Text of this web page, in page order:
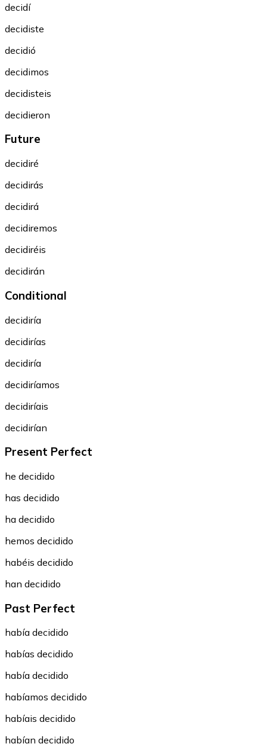
decidí
decidiste
decidió
decidimos
decidisteis
decidieron
Future
decidiré
decidirás
decidirá
decidiremos
decidiréis
decidirán
Conditional
decidiría
decidirías
decidiría
decidiríamos
decidiríais
decidirían
Present Perfect
he decidido
has decidido
ha decidido
hemos decidido
habéis decidido
han decidido
Past Perfect
había decidido
habías decidido
había decidido
habíamos decidido
habíais decidido
habían decidido